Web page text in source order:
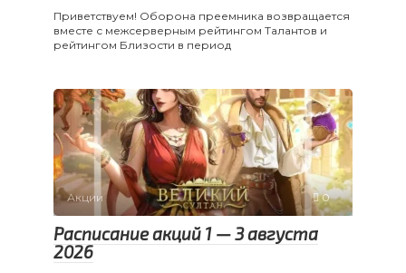
Приветствуем! Оборона преемника возвращается
вместе с межсерверным рейтингом Талантов и
рейтингом Близости в период
Акции 0
Расписание акций 1 — 3 августа
2026